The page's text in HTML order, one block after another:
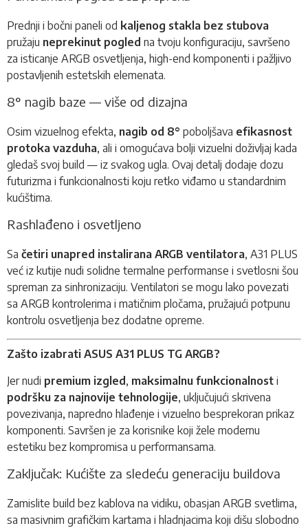
Prednji i bočni paneli od kaljenog stakla bez stubova
pružaju neprekinut pogled na tvoju konfiguraciju, savršeno
za isticanje ARGB osvetljenja, high-end komponenti i pažljivo
postavljenih estetskih elemenata.
8° nagib baze — više od dizajna
Osim vizuelnog efekta, nagib od 8° poboljšava efikasnost
protoka vazduha, ali i omogućava bolji vizuelni doživljaj kada
gledaš svoj build — iz svakog ugla. Ovaj detalj dodaje dozu
futurizma i funkcionalnosti koju retko viđamo u standardnim
kućištima.
Rashlađeno i osvetljeno
Sa četiri unapred instalirana ARGB ventilatora, A31 PLUS
već iz kutije nudi solidne termalne performanse i svetlosni šou
spreman za sinhronizaciju. Ventilatori se mogu lako povezati
sa ARGB kontrolerima i matičnim pločama, pružajući potpunu
kontrolu osvetljenja bez dodatne opreme.
Zašto izabrati ASUS A31 PLUS TG ARGB?
Jer nudi premium izgled, maksimalnu funkcionalnost i
podršku za najnovije tehnologije, uključujući skrivena
povezivanja, napredno hlađenje i vizuelno besprekoran prikaz
komponenti. Savršen je za korisnike koji žele modernu
estetiku bez kompromisa u performansama.
Zaključak: Kućište za sledeću generaciju buildova
Zamislite build bez kablova na vidiku, obasjan ARGB svetlima,
sa masivnim grafičkim kartama i hladnjacima koji dišu slobodno